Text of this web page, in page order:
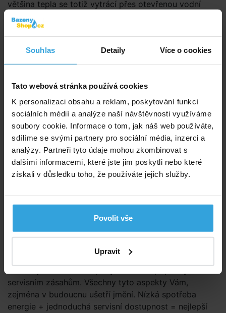
Souhlas Detaily Více o cookies
Tato webová stránka používá cookies
K personalizaci obsahu a reklam, poskytování funkcí
sociálních médií a analýze naší návštěvnosti využíváme
soubory cookie. Informace o tom, jak náš web používáte,
sdílíme se svými partnery pro sociální média, inzerci a
analýzy. Partneři tyto údaje mohou zkombinovat s
dalšími informacemi, které jste jim poskytli nebo které
získali v důsledku toho, že používáte jejich služby.
Povolit vše
Upravit
většina tepla se totiž vytrácí přes otevřenou vodní
hladinu.
Hydromasážní čerpadla
Vířivá vana je osazena hydromasážním čerpadlem,
o výkonu 2200W.
Termokryt- robustní a vyrobené
z masivního materiálu
Jsme rádi, že se Viskan Spa může pyšnit jedním
z nejlepších krytů, které se u prémiových vířivek
využívají. Jak je známo teplo stoupá nahoru. Naše
kryty jsou široké a vyrobené z velice nahuštěného
polymeru, který – ne jako většina krytů na trhu –
přináší perfektní izolaci po dobu několika let.
energetickou efektivitu. Díky několika vrstvám izolace,
vzduchovým bariérám a způsobu znovu využití tepla,
které vytvářejí samotná čerpadla vířivky. Výhodou naší
izolace není jen její efektivita, ale i její provedení, naše
servisním zásahům. Všechny tyto aspekty Vám,
zejména v budoucnu ušetří jmění. Nízká spotřeba
energie + jednoduchá servisní dostupnost = nejlepší